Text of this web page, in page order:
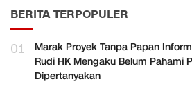
BERITA TERPOPULER
01
Marak Proyek Tanpa Papan
Rudi HK Mengaku Belum Pahami
Dipertanyakan